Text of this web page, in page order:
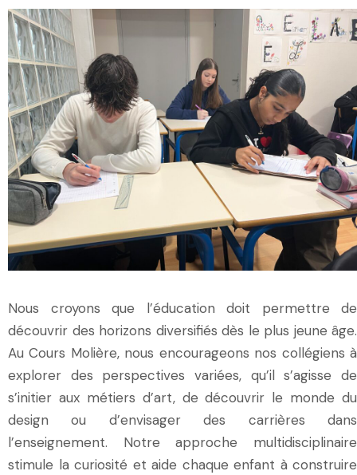
Nous croyons que l’éducation doit permettre de
découvrir des horizons diversifiés dès le plus jeune âge.
Au Cours Molière, nous encourageons nos collégiens à
explorer des perspectives variées, qu’il s’agisse de
s’initier aux métiers d’art, de découvrir le monde du
design ou d’envisager des carrières dans
l’enseignement. Notre approche multidisciplinaire
stimule la curiosité et aide chaque enfant à construire